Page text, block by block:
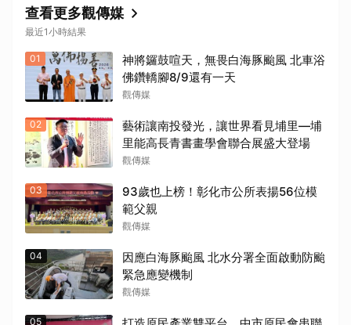
查看更多觀傳媒
最近1小時結果
01
神將鑼鼓喧天，無畏白海豚颱風 北車浴
佛鑽轎腳8/9還有一天
觀傳媒
02
藝術讓南投發光，讓世界看見埔里—埔
里能高長青書畫學會聯合展盛大登場
觀傳媒
03
93歲也上榜！彰化市公所表揚56位模
範父親
觀傳媒
04
因應白海豚颱風 北水分署全面啟動防颱
緊急應變機制
觀傳媒
05